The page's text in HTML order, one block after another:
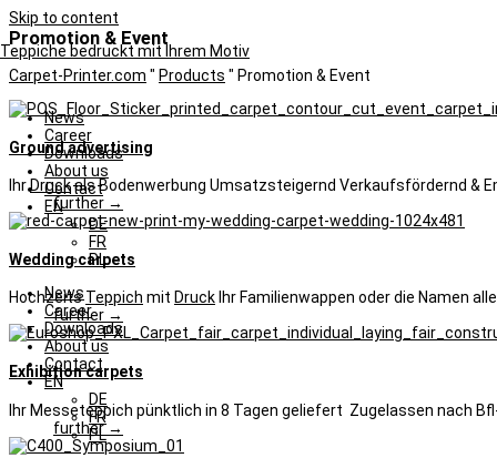
Skip to content
Teppiche bedruckt mit Ihrem Motiv
News
Career
Downloads
About us
Contact
EN
DE
FR
PL
News
Career
Downloads
About us
Contact
EN
DE
FR
PL
Promotion & Event
Carpet-Printer.com " Products " Promotion & Event
Ground advertising
IhrDruckals Bodenwerbung Umsatzsteigernd Verkaufsfördernd &
further →
Wedding carpets
HochzeitsTeppich mit Druck Ihr Familienwappen oder die Namen
further →
Exhibition carpets
Ihr Messeteppich pünktlich in 8 Tagen geliefert Zugelassen nach
further →